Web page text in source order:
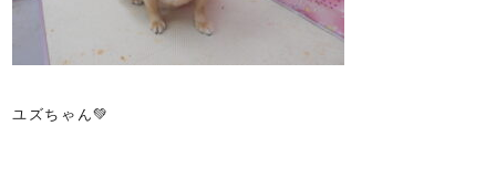
ユズちゃん💚